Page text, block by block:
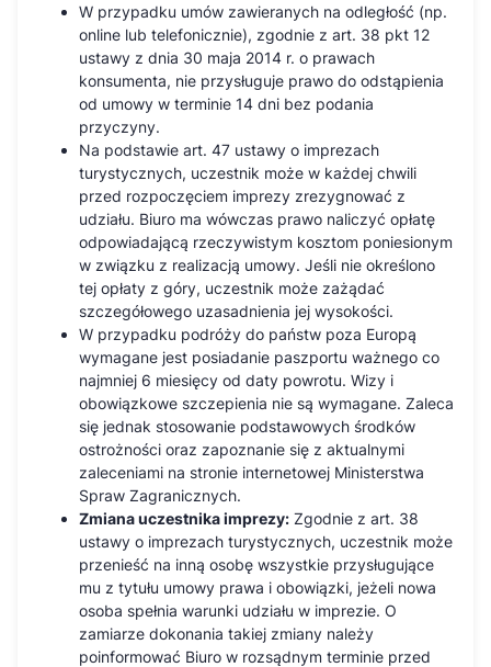
W przypadku umów zawieranych na odległość (np.
online lub telefonicznie), zgodnie z art. 38 pkt 12
ustawy z dnia 30 maja 2014 r. o prawach
konsumenta, nie przysługuje prawo do odstąpienia
od umowy w terminie 14 dni bez podania
przyczyny.
Na podstawie art. 47 ustawy o imprezach
turystycznych, uczestnik może w każdej chwili
przed rozpoczęciem imprezy zrezygnować z
udziału. Biuro ma wówczas prawo naliczyć opłatę
odpowiadającą rzeczywistym kosztom poniesionym
w związku z realizacją umowy. Jeśli nie określono
tej opłaty z góry, uczestnik może zażądać
szczegółowego uzasadnienia jej wysokości.
W przypadku podróży do państw poza Europą
wymagane jest posiadanie paszportu ważnego co
najmniej 6 miesięcy od daty powrotu. Wizy i
obowiązkowe szczepienia nie są wymagane. Zaleca
się jednak stosowanie podstawowych środków
ostrożności oraz zapoznanie się z aktualnymi
zaleceniami na stronie internetowej Ministerstwa
Spraw Zagranicznych.
Zmiana uczestnika imprezy: Zgodnie z art. 38
ustawy o imprezach turystycznych, uczestnik może
przenieść na inną osobę wszystkie przysługujące
mu z tytułu umowy prawa i obowiązki, jeżeli nowa
osoba spełnia warunki udziału w imprezie. O
zamiarze dokonania takiej zmiany należy
poinformować Biuro w rozsądnym terminie przed